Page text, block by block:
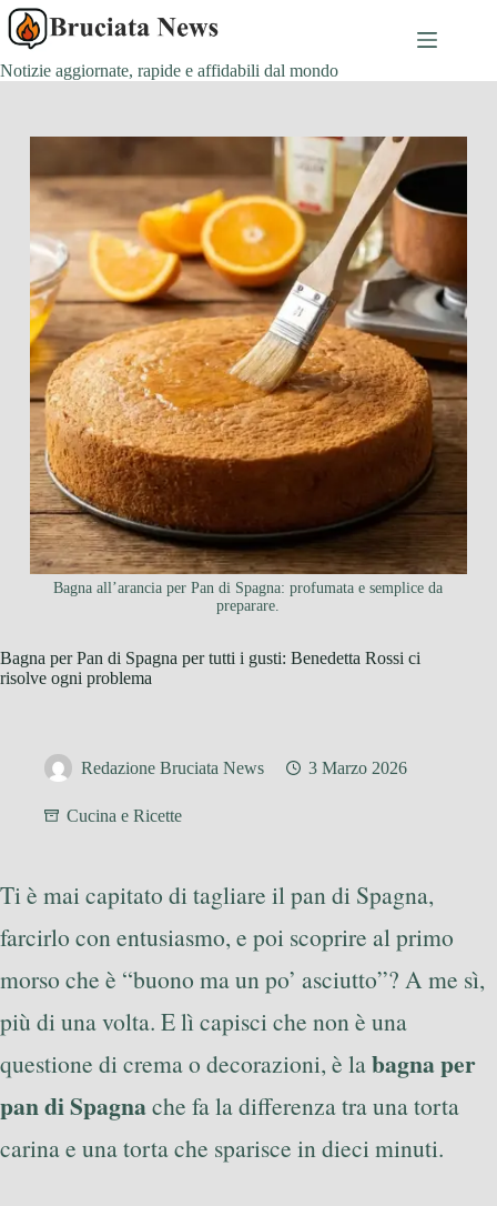
Salta
contenuto
Notizie aggiornate, rapide e affidabili dal mondo
Bagna all’arancia per Pan di Spagna: profumata e semplice da
preparare.
Bagna per Pan di Spagna per tutti i gusti: Benedetta Rossi ci
risolve ogni problema
Redazione Bruciata News 3 Marzo 2026
Cucina e Ricette
Ti è mai capitato di tagliare il pan di Spagna,
farcirlo con entusiasmo, e poi scoprire al primo
morso che è “buono ma un po’ asciutto”? A me sì,
più di una volta. E lì capisci che non è una
questione di crema o decorazioni, è labagna per
pan di Spagnache fa la differenza tra una torta
carina e una torta che sparisce in dieci minuti.